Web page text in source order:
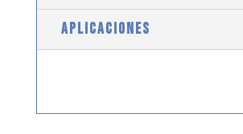
APLICACIONES